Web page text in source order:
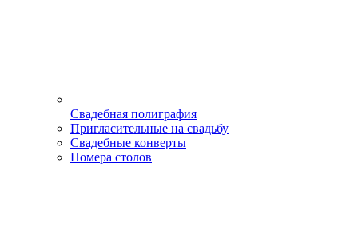
Свадебная полиграфия
Пригласительные на свадьбу
Свадебные конверты
Номера столов